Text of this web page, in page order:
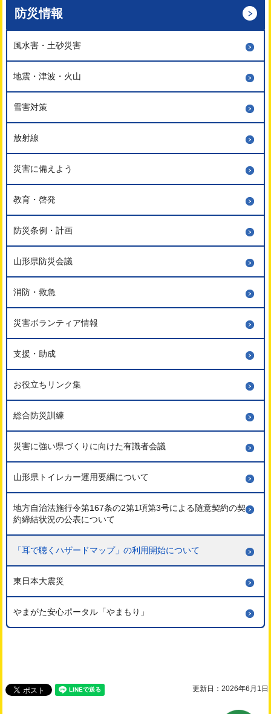
防災情報
風水害・土砂災害
地震・津波・火山
雪害対策
放射線
災害に備えよう
教育・啓発
防災条例・計画
山形県防災会議
消防・救急
災害ボランティア情報
支援・助成
お役立ちリンク集
総合防災訓練
災害に強い県づくりに向けた有識者会議
山形県トイレカー運用要綱について
地方自治法施行令第167条の2第1項第3号による随意契約の契
約締結状況の公表について
「耳で聴くハザードマップ」の利用開始について
東日本大震災
やまがた安心ポータル「やまもり」
更新日：2026年6月1日